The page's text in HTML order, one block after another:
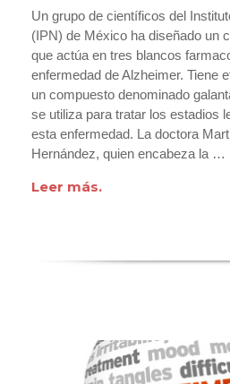
Un grupo de científicos del
(IPN) de México ha diseñado un
que actúa en tres blancos
enfermedad de Alzheimer. Tiene
un compuesto denominado
se utiliza para tratar los estadios
esta enfermedad. La doctora
Hernández, quien encabeza la …
Leer más.